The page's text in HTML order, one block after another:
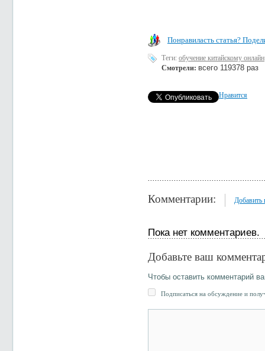
Понравиласть статья?
Теги: обучение китайскому онлайн
Смотрели: всего 119378 раз
Нравится
Комментарии: Добавить
Пока нет комментариев.
Добавьте ваш
Чтобы оставить комментарий
Подписаться на обсуждение и